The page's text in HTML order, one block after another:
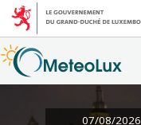
07/08/2026